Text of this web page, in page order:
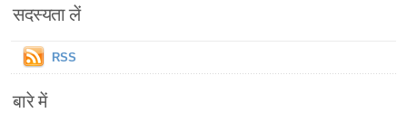
सदस्यता लें
RSS
बारे में